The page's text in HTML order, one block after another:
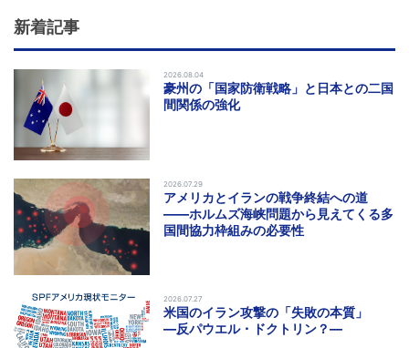
新着記事
2026.08.04
豪州の「国家防衛戦略」と日本との二国
間関係の強化
2026.07.29
アメリカとイランの戦争終結への道
――ホルムズ海峡問題から見えてくる多
国間協力枠組みの必要性
2026.07.27
米国のイラン攻撃の「失敗の本質」
―反パウエル・ドクトリン？―